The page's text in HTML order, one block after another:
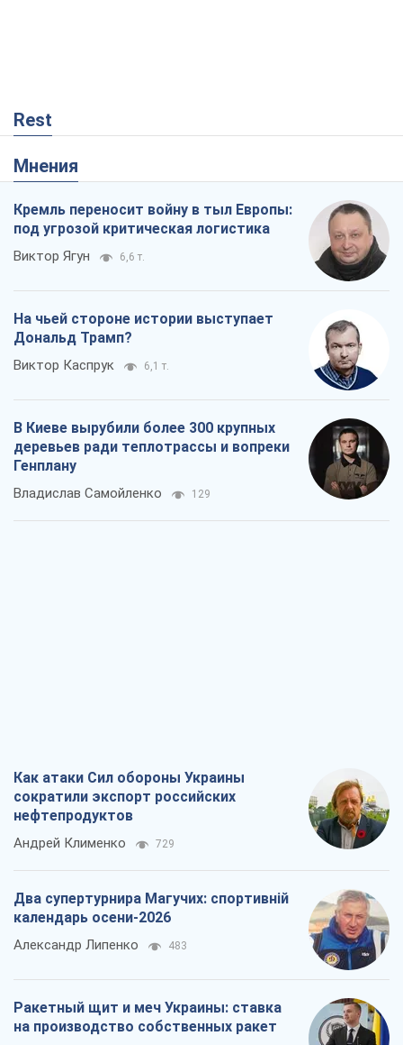
Rest
Мнения
Кремль переносит войну в тыл Европы:
под угрозой критическая логистика
Виктор Ягун 6,6 т.
На чьей стороне истории выступает
Дональд Трамп?
Виктор Каспрук 6,1 т.
В Киеве вырубили более 300 крупных
деревьев ради теплотрассы и вопреки
Генплану
Владислав Самойленко 129
Как атаки Сил обороны Украины
сократили экспорт российских
нефтепродуктов
Андрей Клименко 729
Два супертурнира Магучих: спортивній
календарь осени-2026
Александр Липенко 483
Ракетный щит и меч Украины: ставка
на производство собственных ракет